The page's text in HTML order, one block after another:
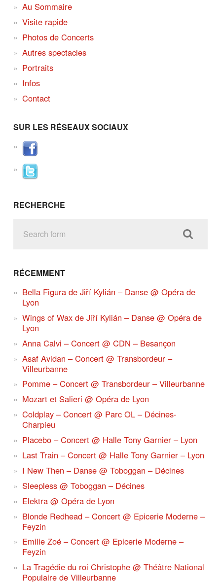
Au Sommaire
Visite rapide
Photos de Concerts
Autres spectacles
Portraits
Infos
Contact
SUR LES RÉSEAUX SOCIAUX
RECHERCHE
RÉCEMMENT
Bella Figura de Jiří Kylián – Danse @ Opéra de
Lyon
Wings of Wax de Jiří Kylián – Danse @ Opéra de
Lyon
Anna Calvi – Concert @ CDN – Besançon
Asaf Avidan – Concert @ Transbordeur –
Villeurbanne
Pomme – Concert @ Transbordeur – Villeurbanne
Mozart et Salieri @ Opéra de Lyon
Coldplay – Concert @ Parc OL – Décines-
Charpieu
Placebo – Concert @ Halle Tony Garnier – Lyon
Last Train – Concert @ Halle Tony Garnier – Lyon
I New Then – Danse @ Toboggan – Décines
Sleepless @ Toboggan – Décines
Elektra @ Opéra de Lyon
Blonde Redhead – Concert @ Epicerie Moderne –
Feyzin
Emilie Zoé – Concert @ Epicerie Moderne –
Feyzin
La Tragédie du roi Christophe @ Théâtre National
Populaire de Villeurbanne